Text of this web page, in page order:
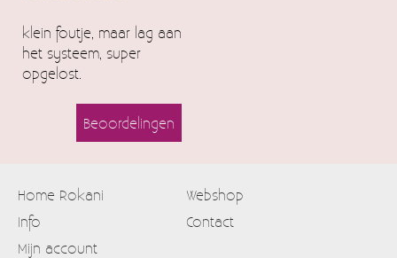
klein foutje, maar lag aan
het systeem, super
opgelost.
Beoordelingen
Home Rokani
Webshop
Info
Contact
Mijn account